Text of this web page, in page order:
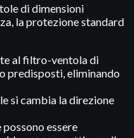
di dimensioni
la protezione standard
al filtro-ventola di
predisposti, eliminando
si cambia la direzione
essere